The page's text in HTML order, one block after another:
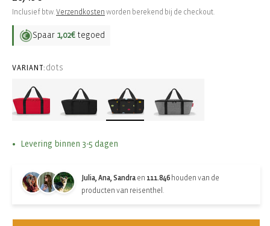
prijs
Inclusief btw.Verzendkosten worden berekend bij de checkout.
Spaar 1,02€ tegoed
VARIANT: dots
Levering binnen 3-5 dagen
Julia, Ana, Sandra en 111.846 houden van de
producten van reisenthel.